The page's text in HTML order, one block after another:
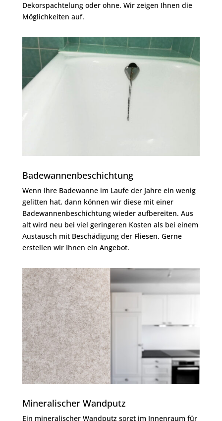
Dekorspachtelung oder ohne. Wir zeigen Ihnen die
Möglichkeiten auf.
Badewannenbeschichtung
Wenn Ihre Badewanne im Laufe der Jahre ein wenig
gelitten hat, dann können wir diese mit einer
Badewannenbeschichtung wieder aufbereiten. Aus
alt wird neu bei viel geringeren Kosten als bei einem
Austausch mit Beschädigung der Fliesen. Gerne
erstellen wir Ihnen ein Angebot.
Mineralischer Wandputz
Ein mineralischer Wandputz sorgt im Innenraum für